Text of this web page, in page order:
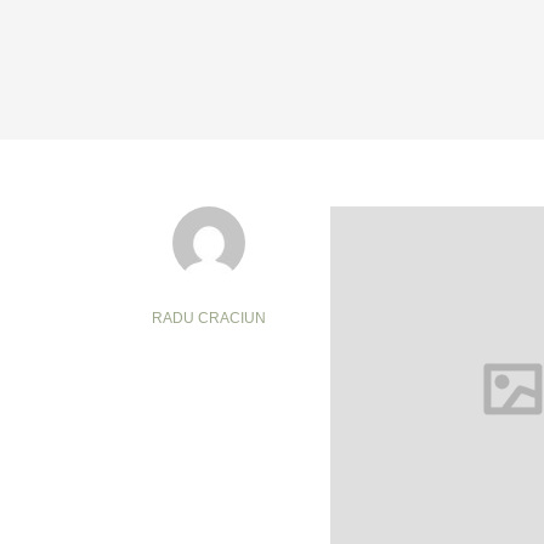
RADU CRACIUN